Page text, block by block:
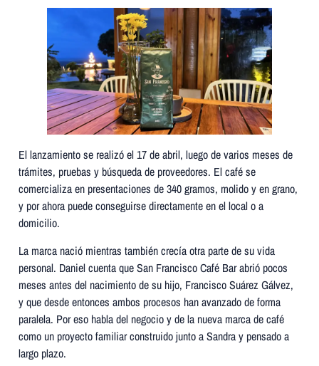
El lanzamiento se realizó el 17 de abril, luego de varios meses de
trámites, pruebas y búsqueda de proveedores. El café se
comercializa en presentaciones de 340 gramos, molido y en grano,
y por ahora puede conseguirse directamente en el local o a
domicilio.
La marca nació mientras también crecía otra parte de su vida
personal. Daniel cuenta que San Francisco Café Bar abrió pocos
meses antes del nacimiento de su hijo, Francisco Suárez Gálvez,
y que desde entonces ambos procesos han avanzado de forma
paralela. Por eso habla del negocio y de la nueva marca de café
como un proyecto familiar construido junto a Sandra y pensado a
largo plazo.